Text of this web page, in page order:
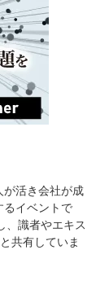
活き会社が成
イベントで
、識者やエキス
共有していま